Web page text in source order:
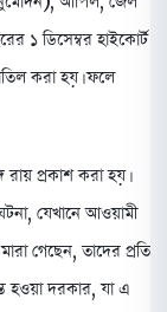
১ ডিসেম্বর হাইকোর্ট
করা হয়। ফলে
রায় প্রকাশ করা হয়।
যেখানে আওয়ামী
গেছেন, তাদের প্রতি
হওয়া দরকার, যা এ